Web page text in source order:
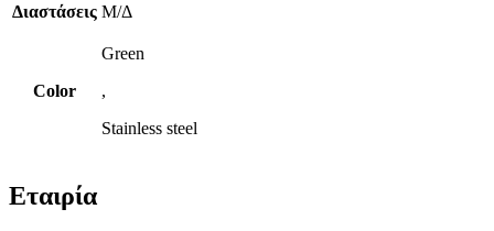
Διαστάσεις Μ/Δ
Color
Green
,
Stainless steel
Εταιρία